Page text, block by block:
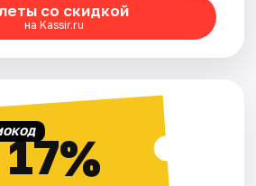
со скидкой
на Kassir.ru
17%